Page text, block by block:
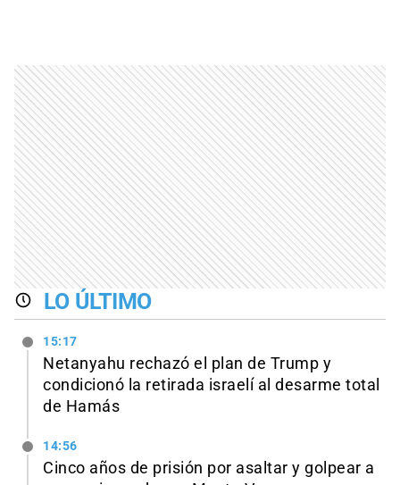
LO ÚLTIMO
15:17
Netanyahu rechazó el plan de Trump y
condicionó la retirada israelí al desarme total
de Hamás
14:56
Cinco años de prisión por asaltar y golpear a